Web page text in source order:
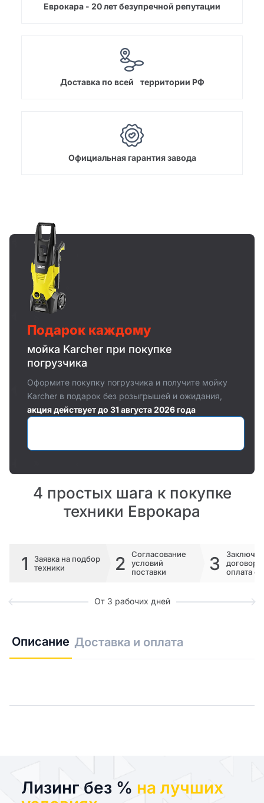
Еврокара - 20 лет безупречной репутации
Доставка по всей территории РФ
Официальная гарантия завода
Подарок каждому
мойка Karcher при покупке
погрузчика
Оформите покупку погрузчика и получите мойку
Karcher в подарок без розыгрышей и ожидания,
акция действует до 31 августа 2026 года
4 простых шага к покупке
техники Еврокара
1
Заявка на подбор
техники
2
Согласование
условий
поставки
3
договора
оплата
От 3 рабочих дней
Описание Доставка и оплата
Лизинг без % на лучших